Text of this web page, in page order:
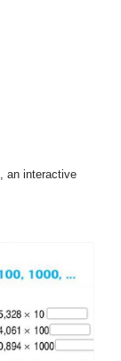
, an interactive